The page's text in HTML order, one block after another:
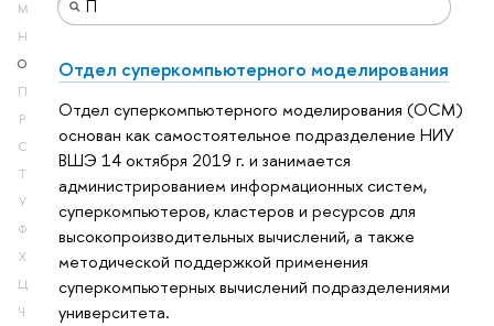
М
Н
О
П
Р
С
Т
У
Ф
Х
Ц
Ч
Отдел суперкомпьютерного моделирования
Отдел суперкомпьютерного моделирования (ОСМ)
основан как самостоятельное подразделение НИУ
ВШЭ 14 октября 2019 г. и занимается
администрированием информационных систем,
суперкомпьютеров, кластеров и ресурсов для
высокопроизводительных вычислений, а также
методической поддержкой применения
суперкомпьютерных вычислений подразделениями
университета.